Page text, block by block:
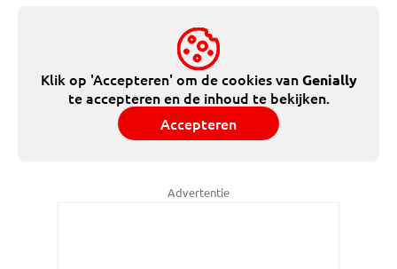
Klik op 'Accepteren' om de cookies vanGenially
te accepteren en de inhoud te bekijken.
Accepteren
Advertentie